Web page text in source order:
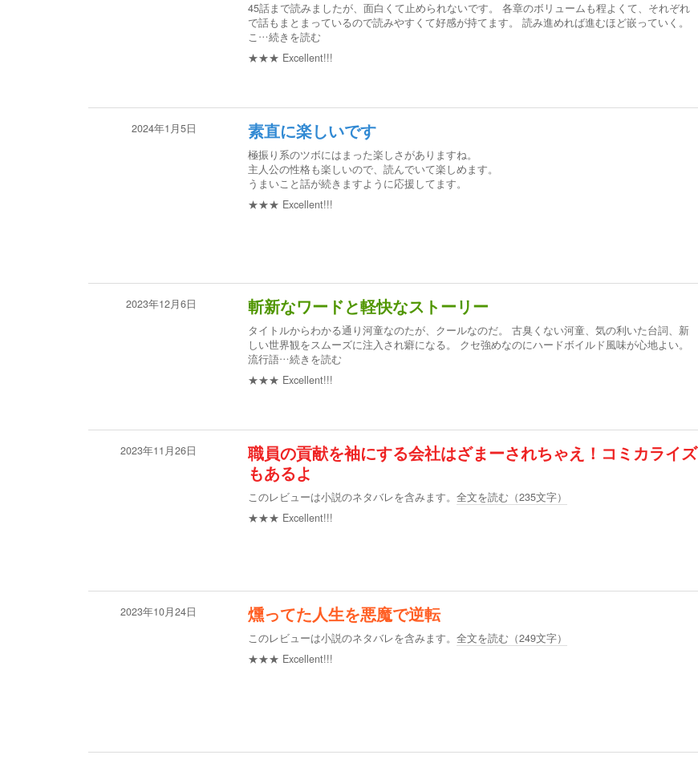
45話まで読みましたが、面白くて止められないです。 各章のボリュームも程よくて、それぞれ
で話もまとまっているので読みやすくて好感が持てます。 読み進めれば進むほど嵌っていく。
こ …続きを読む
★★★ Excellent!!!
2024年1月5日 素直に楽しいです
極振り系のツボにはまった楽しさがありますね。
主人公の性格も楽しいので、読んでいて楽しめます。
うまいこと話が続きますように応援してます。
★★★ Excellent!!!
2023年12月6日 斬新なワードと軽快なストーリー
タイトルからわかる通り河童なのたが、クールなのだ。 古臭くない河童、気の利いた台詞、新
しい世界観をスムーズに注入され癖になる。 クセ強めなのにハードボイルド風味が心地よい。
流行語…続きを読む
★★★ Excellent!!!
2023年11月26日
職員の貢献を袖にする会社はざまーされちゃえ！コミカライズ
もあるよ
このレビューは小説のネタバレを含みます。 全文を読む（235文字）
★★★ Excellent!!!
2023年10月24日 燻ってた人生を悪魔で逆転
このレビューは小説のネタバレを含みます。 全文を読む（249文字）
★★★ Excellent!!!